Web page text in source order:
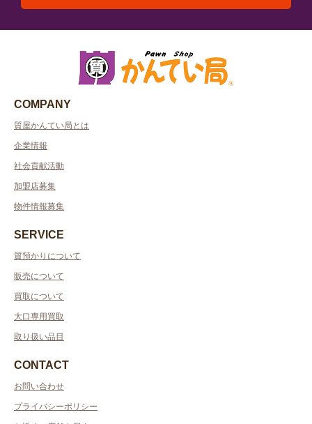
COMPANY
質屋かんてい局とは
企業情報
社会貢献活動
加盟店募集
物件情報募集
SERVICE
質預かりについて
販売について
買取について
大口専用買取
取り扱い品目
CONTACT
お問い合わせ
プライバシーポリシー